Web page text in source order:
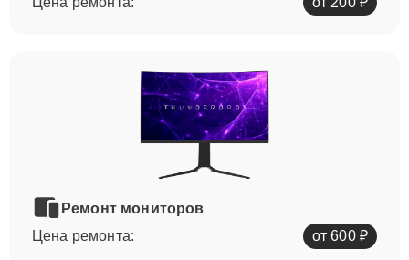
Ремонт мониторов
Цена ремонта:
от 600 ₽